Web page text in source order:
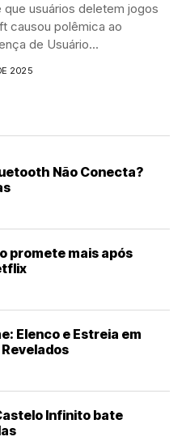
usuários deletem jogos
causou polêmica ao
de Usuário...
2025
Não Conecta?
promete mais após
Elenco e Estreia em
Infinito bate